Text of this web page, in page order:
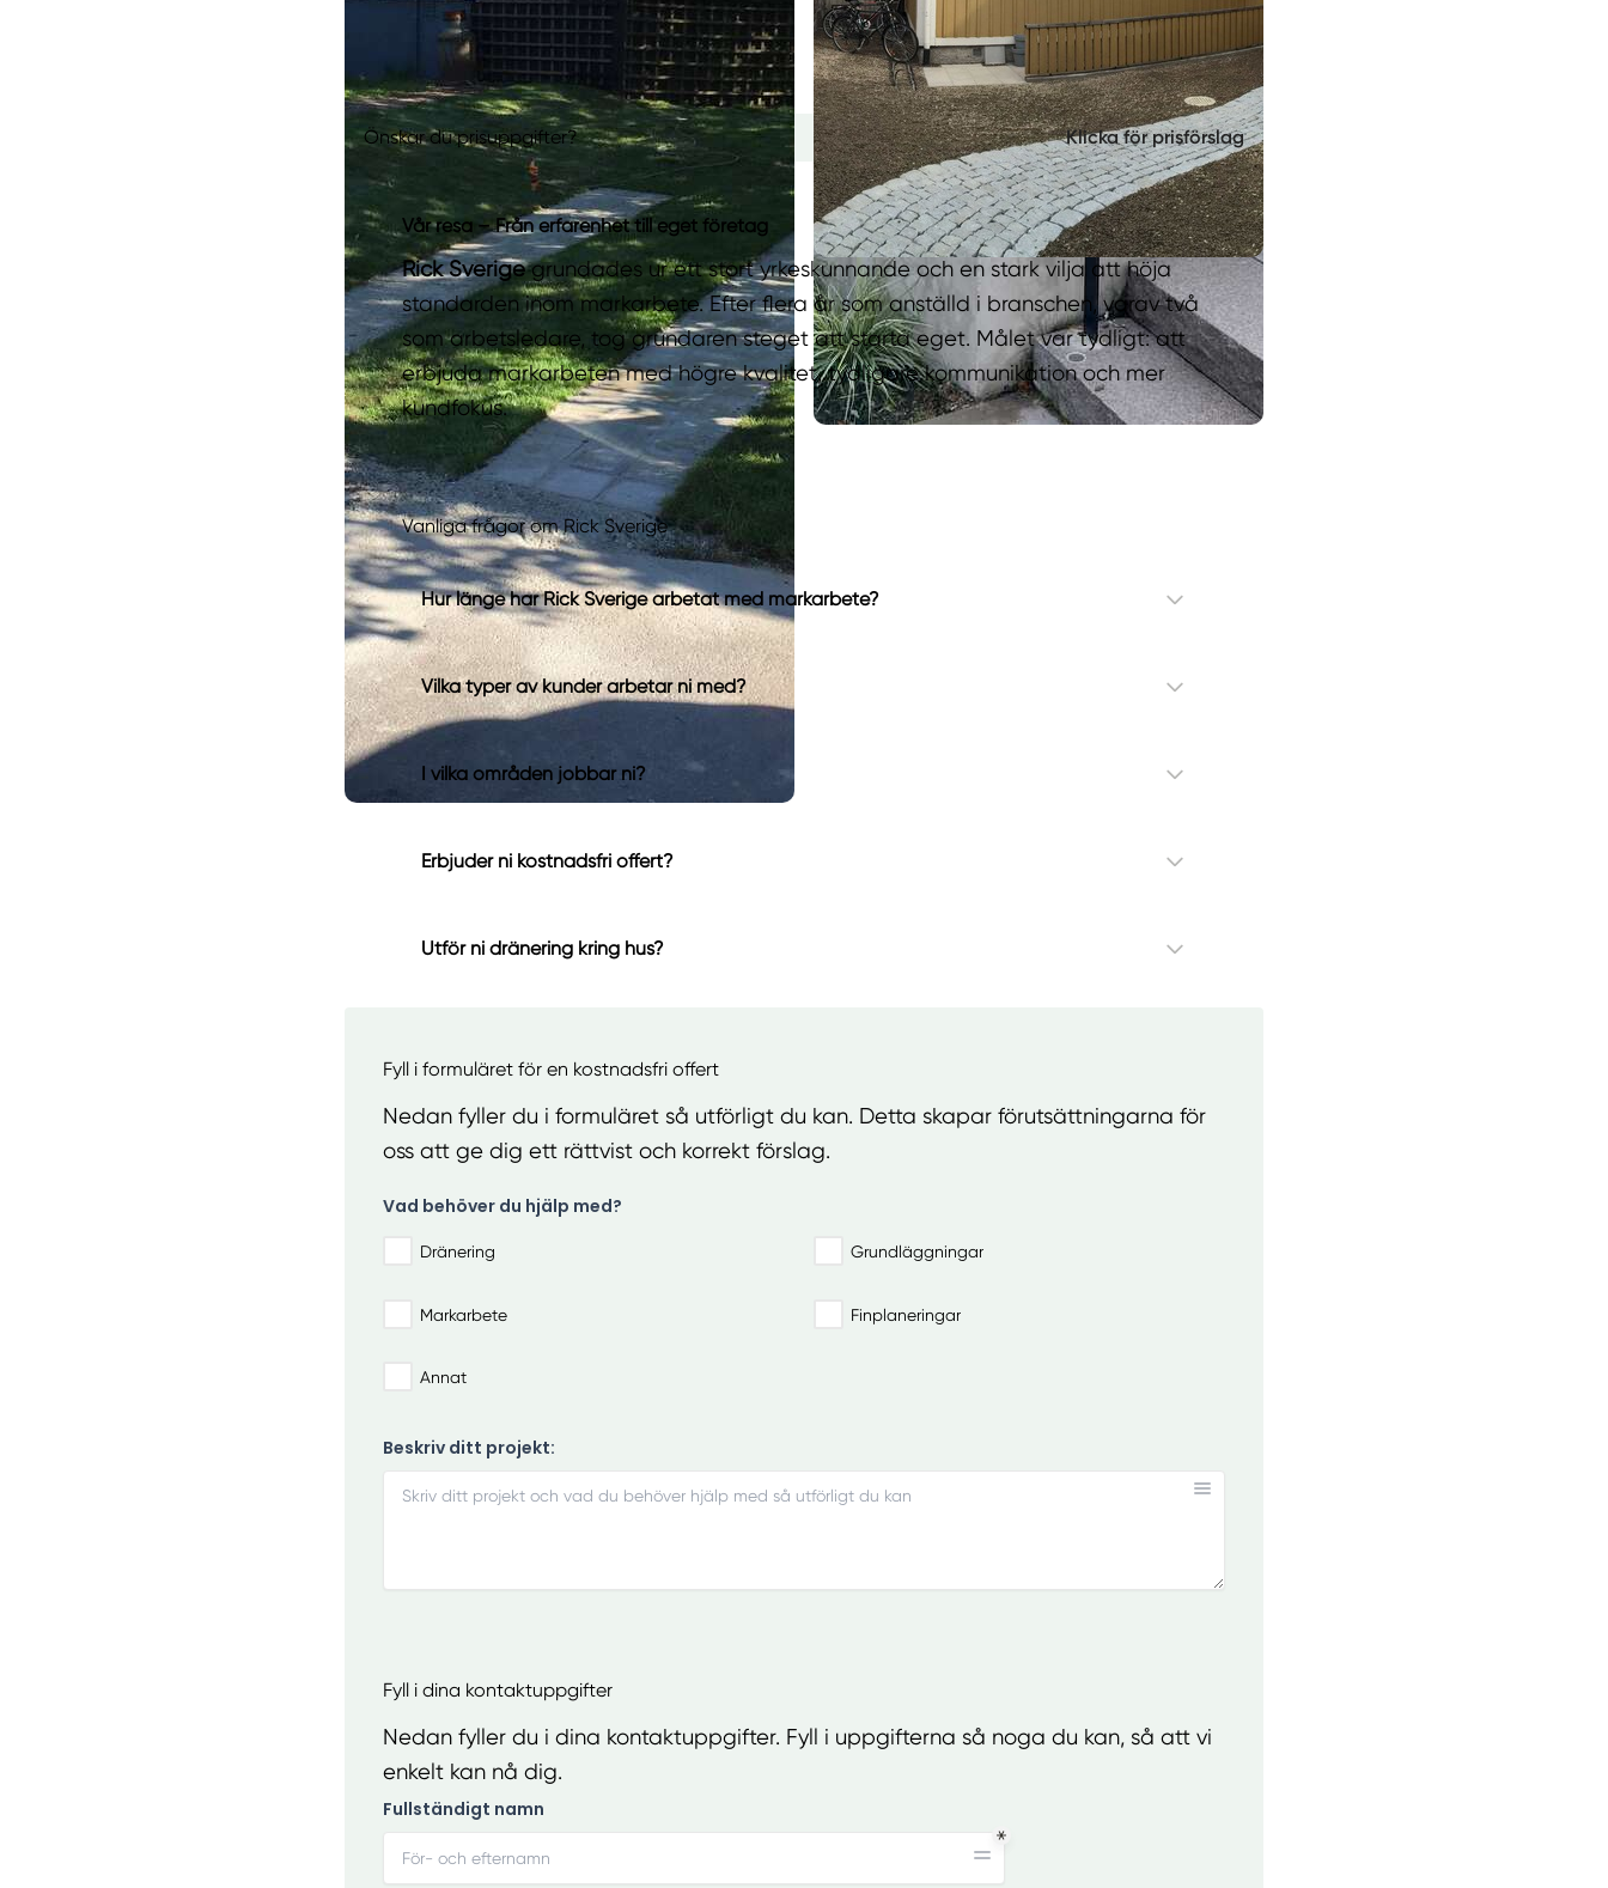
Önskar du prisuppgifter? Klicka för prisförslag
Vår resa – Från erfarenhet till eget företag
Rick Sverigegrundades ur ett stort yrkeskunnande och en stark vilja att höja
standarden inom markarbete. Efter flera år som anställd i branschen, varav två
som arbetsledare, tog grundaren steget att starta eget. Målet var tydligt: att
erbjuda markarbeten med högre kvalitet, tydligare kommunikation och mer
kundfokus.
Vanliga frågor om Rick Sverige
Hur länge har Rick Sverige arbetat med markarbete?
Vilka typer av kunder arbetar ni med?
I vilka områden jobbar ni?
Erbjuder ni kostnadsfri offert?
Utför ni dränering kring hus?
Fyll i formuläret för en kostnadsfri offert
Nedan fyller du i formuläret så utförligt du kan. Detta skapar förutsättningarna för
oss att ge dig ett rättvist och korrekt förslag.
Vad behöver du hjälp med?
Dränering Grundläggningar
Markarbete Finplaneringar
Annat
Beskriv ditt projekt:
Fyll i dina kontaktuppgifter
Nedan fyller du i dina kontaktuppgifter. Fyll i uppgifterna så noga du kan, så att vi
enkelt kan nå dig.
Fullständigt namn